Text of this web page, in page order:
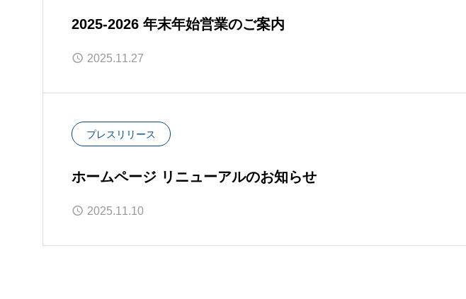
2025-2026 年末年始営業のご案内
2025.11.27
プレスリリース
ホームページ リニューアルのお知らせ
2025.11.10